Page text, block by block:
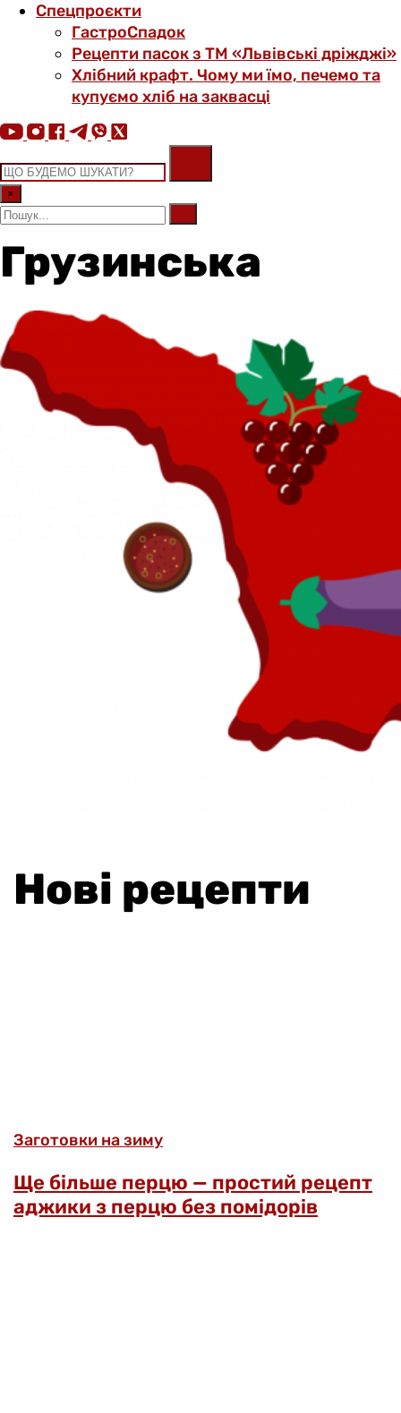
Спецпроєкти
ГастроСпадок
Рецепти пасок з ТМ «Львівські дріжджі»
Хлібний крафт. Чому ми їмо, печемо та
купуємо хліб на заквасці
×
Грузинська
Нові рецепти
Заготовки на зиму
Ще більше перцю — простий рецепт
аджики з перцю без помідорів